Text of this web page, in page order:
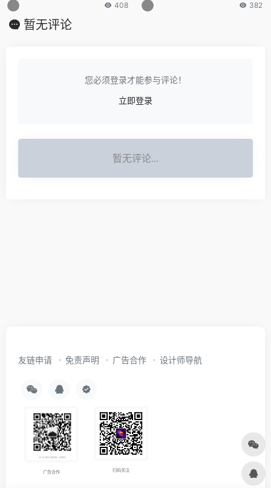
408 382
暂无评论
您必须登录才能参与评论！
立即登录
暂无评论...
友链申请 免责声明 广告合作 设计师导航
广告合作 扫码关注